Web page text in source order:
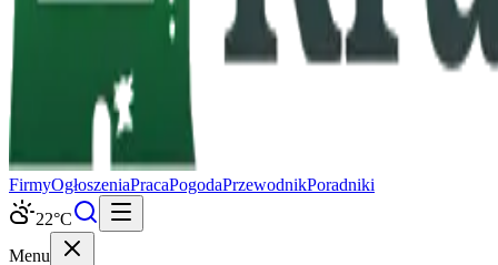
FirmyOgłoszeniaPracaPogodaPrzewodnikPoradniki
22°C
Menu